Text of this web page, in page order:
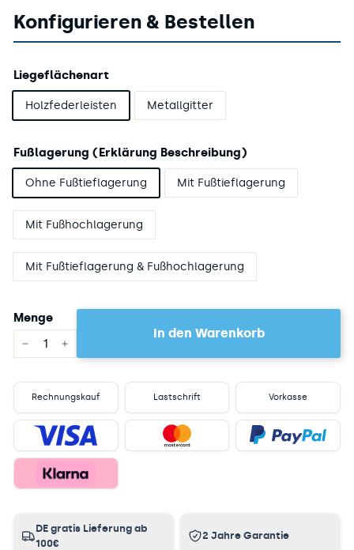
Konfigurieren & Bestellen
Liegeflächenart
Holzfederleisten Metallgitter
Fußlagerung (Erklärung Beschreibung)
Ohne Fußtieflagerung Mit Fußtieflagerung
Mit Fußhochlagerung
Mit Fußtieflagerung & Fußhochlagerung
Menge
In den Warenkorb
Rechnungskauf Lastschrift Vorkasse
DE gratis Lieferung ab
100€
2 Jahre Garantie